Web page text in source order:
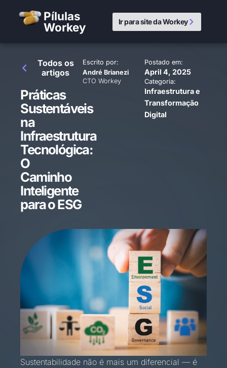
Pílulas
Workey
Ir para site da Workey
Todos os
artigos
Práticas
Sustentáveis
na
Infraestrutura
Tecnológica:
O
Caminho
Inteligente
para o ESG
Escrito por:
André Brianezi
CTO Workey
Postado em:
April 4, 2025
Categoria:
Infraestrutura e
Transformação
Digital
Sustentabilidade não é mais um diferencial — é